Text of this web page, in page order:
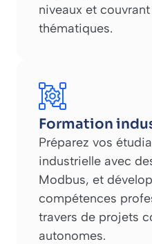
niveaux et
thématiques.
Formation
Préparez vos
industrielle avec
Modbus, et
compétences
travers de projets
autonomes.